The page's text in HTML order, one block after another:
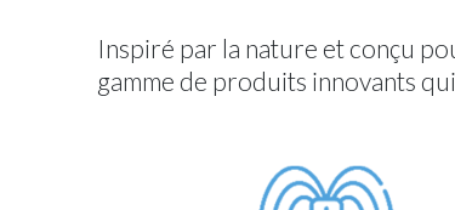
Inspiré par la nature et conçu
gamme de produits innovants